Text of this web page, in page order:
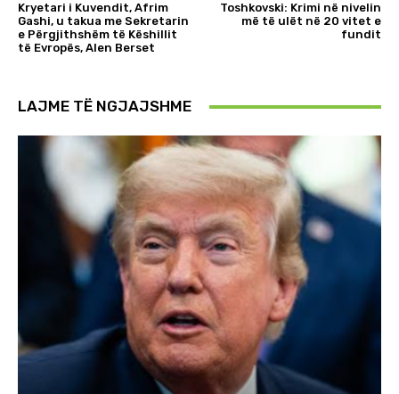
Kryetari i Kuvendit, Afrim
Gashi, u takua me Sekretarin
e Përgjithshëm të Këshillit
të Evropës, Alen Berset
Toshkovski: Krimi në nivelin
më të ulët në 20 vitet e
fundit
LAJME TË NGJAJSHME